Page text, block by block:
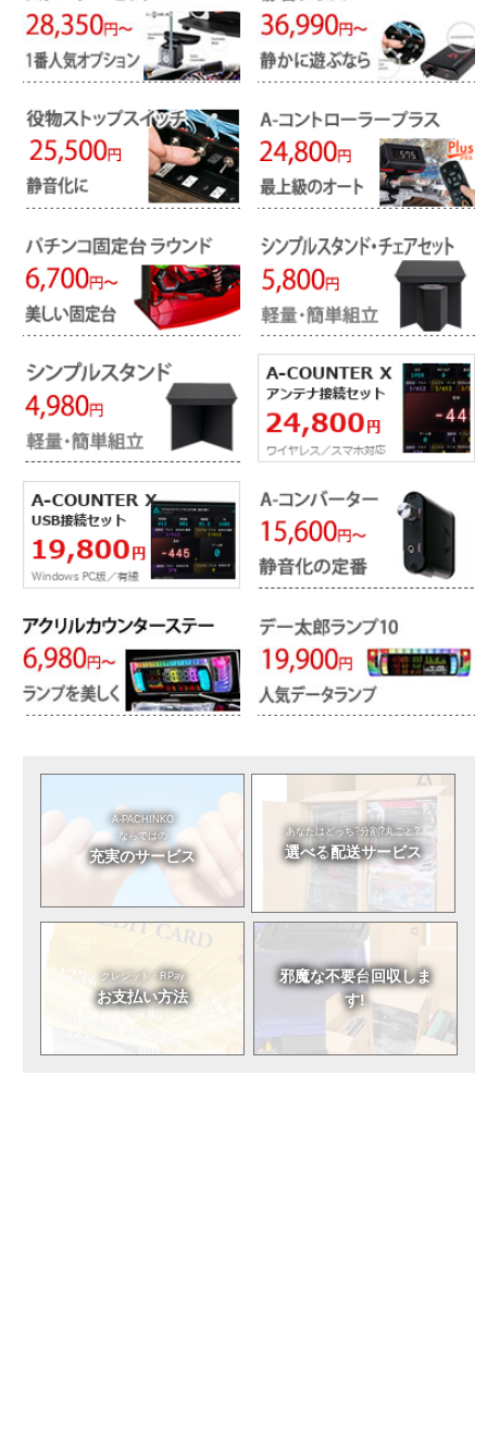
A-PACHINKO
ならではの
充実のサービス
あなたはどっち?分割?丸ごと?
選べる配送サービス
クレジット・RPay
お支払い方法
邪魔な不要台回収しま
す!